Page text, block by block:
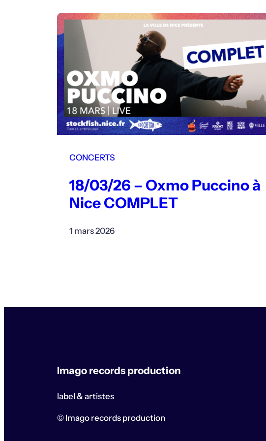
CONCERTS
18/03/26 – Oxmo Puccino à
Nice COMPLET
1 mars 2026
Imago records production
label & artistes
© Imago records production